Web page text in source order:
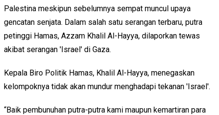
Palestina meskipun sebelumnya sempat muncul upaya
gencatan senjata. Dalam salah satu serangan terbaru, putra
petinggi Hamas, Azzam Khalil Al-Hayya, dilaporkan tewas
akibat serangan 'Israel' di Gaza.
Kepala Biro Politik Hamas, Khalil Al-Hayya, menegaskan
kelompoknya tidak akan mundur menghadapi tekanan 'Israel'.
“Baik pembunuhan putra-putra kami maupun kemartiran para